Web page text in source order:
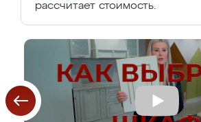
рассчитает стоимость.